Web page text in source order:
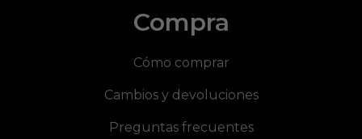
Compra
Cómo comprar
Cambios y devoluciones
Preguntas frecuentes